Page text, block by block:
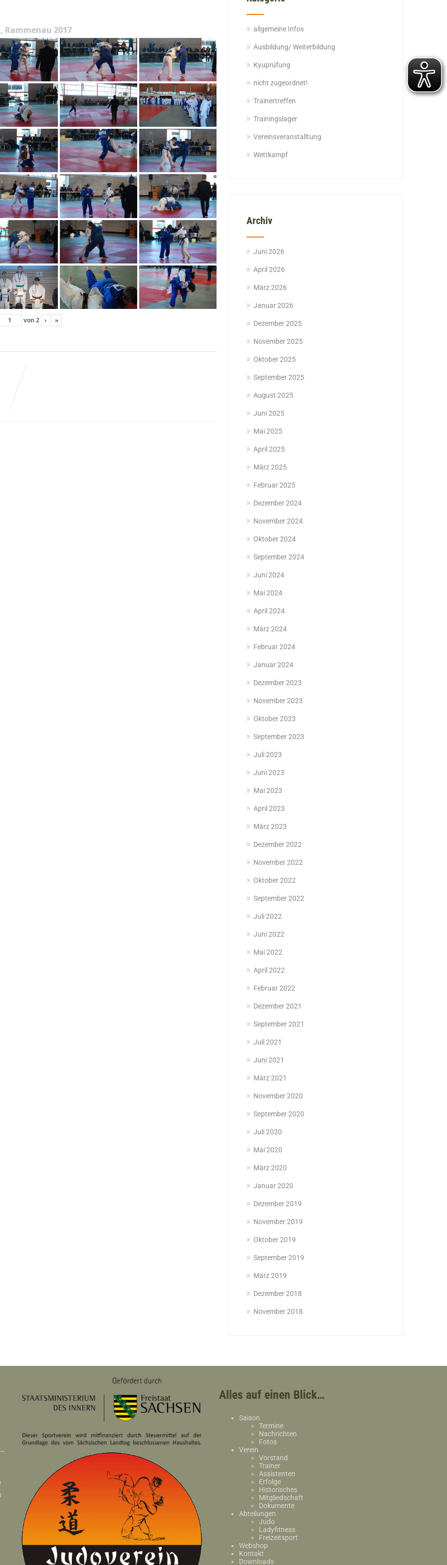
Rammenau 2017
von 2 › »
allgemeine Infos
Ausbildung/ Weiterbildung
Kyuprüfung
nicht zugeordnet!
Trainertreffen
Trainingslager
Vereinsveranstalltung
Wettkampf
Archiv
Juni 2026
April 2026
März 2026
Januar 2026
Dezember 2025
November 2025
Oktober 2025
September 2025
August 2025
Juni 2025
Mai 2025
April 2025
März 2025
Februar 2025
Dezember 2024
November 2024
Oktober 2024
September 2024
Juni 2024
Mai 2024
April 2024
März 2024
Februar 2024
Januar 2024
Dezember 2023
November 2023
Oktober 2023
September 2023
Juli 2023
Juni 2023
Mai 2023
April 2023
März 2023
Dezember 2022
November 2022
Oktober 2022
September 2022
Juli 2022
Juni 2022
Mai 2022
April 2022
Februar 2022
Dezember 2021
September 2021
Juli 2021
Juni 2021
März 2021
November 2020
September 2020
Juli 2020
Mai 2020
März 2020
Januar 2020
Dezember 2019
November 2019
Oktober 2019
September 2019
März 2019
Dezember 2018
November 2018
Alles auf einen Blick…
Saison
Termine
Nachrichten
Fotos
Verein
Vorstand
Trainer
Assistenten
Erfolge
Historisches
Mitgliedschaft
Dokumente
Abteilungen
Judo
Ladyfitness
Freizeitsport
Webshop
Kontakt
Downloads